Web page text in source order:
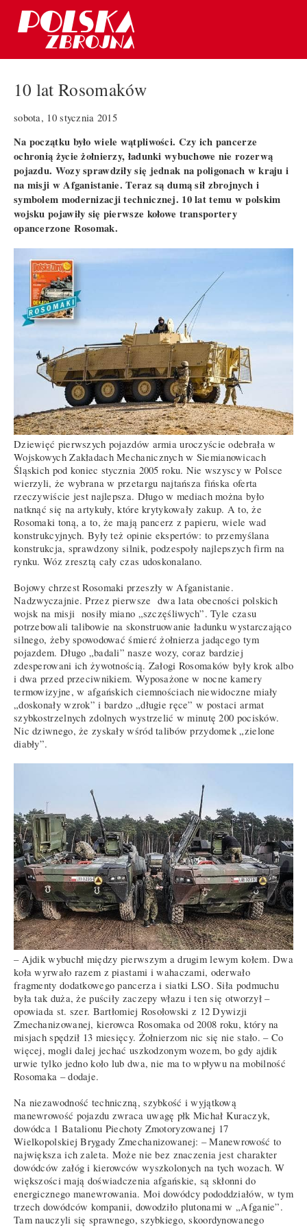
10 lat Rosomaków
sobota, 10 stycznia 2015
Na początku było wiele wątpliwości. Czy ich pancerze
ochronią życie żołnierzy, ładunki wybuchowe nie rozerwą
pojazdu. Wozy sprawdziły się jednak na poligonach w kraju i
na misji w Afganistanie. Teraz są dumą sił zbrojnych i
symbolem modernizacji technicznej. 10 lat temu w polskim
wojsku pojawiły się pierwsze kołowe transportery
opancerzone Rosomak.
Dziewięć pierwszych pojazdów armia uroczyście odebrała w
Wojskowych Zakładach Mechanicznych w Siemianowicach
Śląskich pod koniec stycznia 2005 roku. Nie wszyscy w Polsce
wierzyli, że wybrana w przetargu najtańsza fińska oferta
rzeczywiście jest najlepsza. Długo w mediach można było
natknąć się na artykuły, które krytykowały zakup. A to, że
Rosomaki toną, a to, że mają pancerz z papieru, wiele wad
konstrukcyjnych. Były też opinie ekspertów: to przemyślana
konstrukcja, sprawdzony silnik, podzespoły najlepszych firm na
rynku. Wóz zresztą cały czas udoskonalano.
Bojowy chrzest Rosomaki przeszły w Afganistanie.
Nadzwyczajnie. Przez pierwsze dwa lata obecności polskich
wojsk na misji nosiły miano „szczęśliwych”. Tyle czasu
potrzebowali talibowie na skonstruowanie ładunku wystarczająco
silnego, żeby spowodować śmierć żołnierza jadącego tym
pojazdem. Długo „badali” nasze wozy, coraz bardziej
zdesperowani ich żywotnością. Załogi Rosomaków były krok albo
i dwa przed przeciwnikiem. Wyposażone w nocne kamery
termowizyjne, w afgańskich ciemnościach niewidoczne miały
„doskonały wzrok” i bardzo „długie ręce” w postaci armat
szybkostrzelnych zdolnych wystrzelić w minutę 200 pocisków.
Nic dziwnego, że zyskały wśród talibów przydomek „zielone
diabły”.
– Ajdik wybuchł między pierwszym a drugim lewym kołem. Dwa
koła wyrwało razem z piastami i wahaczami, oderwało
fragmenty dodatkowego pancerza i siatki LSO. Siła podmuchu
była tak duża, że puściły zaczepy włazu i ten się otworzył –
opowiada st. szer. Bartłomiej Rosołowski z 12 Dywizji
Zmechanizowanej, kierowca Rosomaka od 2008 roku, który na
misjach spędził 13 miesięcy. Żołnierzom nic się nie stało. – Co
więcej, mogli dalej jechać uszkodzonym wozem, bo gdy ajdik
urwie tylko jedno koło lub dwa, nie ma to wpływu na mobilność
Rosomaka – dodaje.
Na niezawodność techniczną, szybkość i wyjątkową
manewrowość pojazdu zwraca uwagę płk Michał Kuraczyk,
dowódca 1 Batalionu Piechoty Zmotoryzowanej 17
Wielkopolskiej Brygady Zmechanizowanej: – Manewrowość to
największa ich zaleta. Może nie bez znaczenia jest charakter
dowódców załóg i kierowców wyszkolonych na tych wozach. W
większości mają doświadczenia afgańskie, są skłonni do
energicznego manewrowania. Moi dowódcy pododdziałów, w tym
trzech dowódców kompanii, dowodziło plutonami w „Afganie”.
Tam nauczyli się sprawnego, szybkiego, skoordynowanego